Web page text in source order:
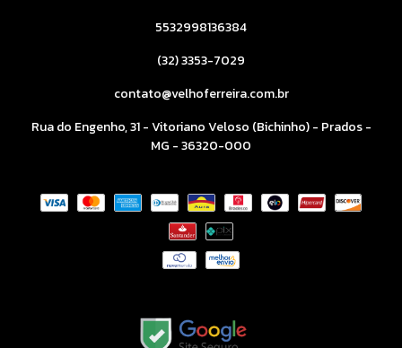
5532998136384
(32) 3353-7029
contato@velhoferreira.com.br
Rua do Engenho, 31 - Vitoriano Veloso (Bichinho) - Prados -
MG - 36320-000